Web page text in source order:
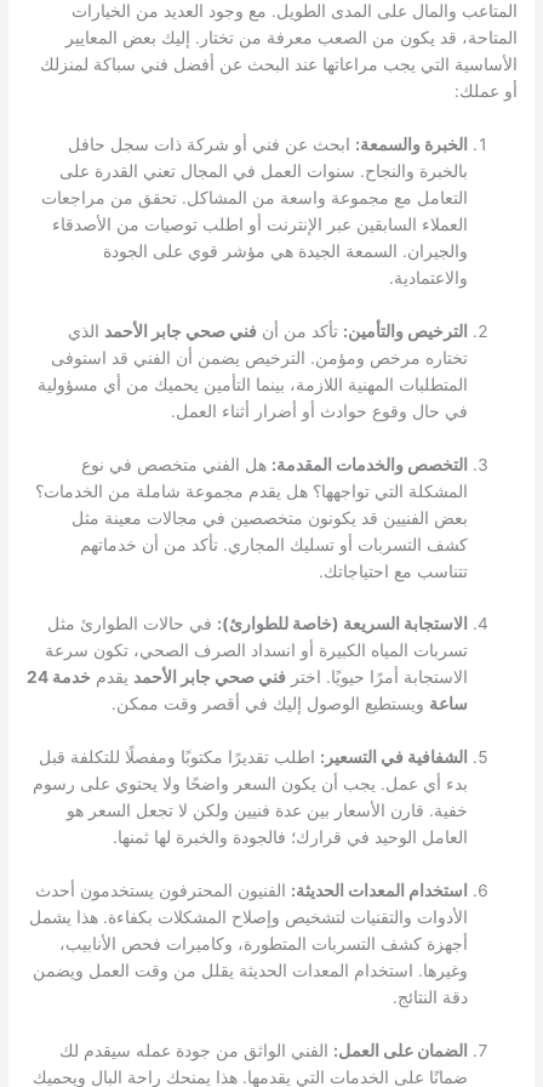
المتاعب والمال على المدى الطويل. مع وجود العديد من الخيارات
المتاحة، قد يكون من الصعب معرفة من تختار. إليك بعض المعايير
الأساسية التي يجب مراعاتها عند البحث عن أفضل فني سباكة لمنزلك
أو عملك:
الخبرة والسمعة: ابحث عن فني أو شركة ذات سجل حافل
بالخبرة والنجاح. سنوات العمل في المجال تعني القدرة على
التعامل مع مجموعة واسعة من المشاكل. تحقق من مراجعات
العملاء السابقين عبر الإنترنت أو اطلب توصيات من الأصدقاء
والجيران. السمعة الجيدة هي مؤشر قوي على الجودة
والاعتمادية.
الترخيص والتأمين: تأكد من أنفني صحي جابر الأحمد الذي
تختاره مرخص ومؤمن. الترخيص يضمن أن الفني قد استوفى
المتطلبات المهنية اللازمة، بينما التأمين يحميك من أي مسؤولية
في حال وقوع حوادث أو أضرار أثناء العمل.
التخصص والخدمات المقدمة: هل الفني متخصص في نوع
المشكلة التي تواجهها؟ هل يقدم مجموعة شاملة من الخدمات؟
بعض الفنيين قد يكونون متخصصين في مجالات معينة مثل
كشف التسربات أو تسليك المجاري. تأكد من أن خدماتهم
تتناسب مع احتياجاتك.
الاستجابة السريعة (خاصة للطوارئ): في حالات الطوارئ مثل
تسربات المياه الكبيرة أو انسداد الصرف الصحي، تكون سرعة
الاستجابة أمرًا حيويًا. اخترفني صحي جابر الأحمد يقدم
خدمة 24
ساعة ويستطيع الوصول إليك في أقصر وقت ممكن.
الشفافية في التسعير: اطلب تقديرًا مكتوبًا ومفصلًا للتكلفة قبل
بدء أي عمل. يجب أن يكون السعر واضحًا ولا يحتوي على رسوم
خفية. قارن الأسعار بين عدة فنيين ولكن لا تجعل السعر هو
العامل الوحيد في قرارك؛ فالجودة والخبرة لها ثمنها.
استخدام المعدات الحديثة: الفنيون المحترفون يستخدمون أحدث
الأدوات والتقنيات لتشخيص وإصلاح المشكلات بكفاءة. هذا يشمل
أجهزة كشف التسربات المتطورة، وكاميرات فحص الأنابيب،
وغيرها. استخدام المعدات الحديثة يقلل من وقت العمل ويضمن
دقة النتائج.
الضمان على العمل: الفني الواثق من جودة عمله سيقدم لك
ضمانًا على الخدمات التي يقدمها. هذا يمنحك راحة البال ويحميك